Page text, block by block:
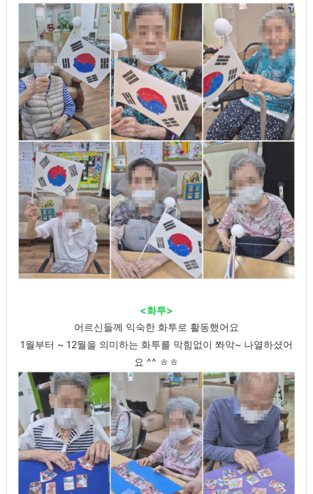
<화투>
어르신들께 익숙한 화투로 활동했어요
1월부터 ~ 12월을 의미하는 화투를 막힘없이 쫘악~ 나열하셨어
요 ^^ ㅎㅎ